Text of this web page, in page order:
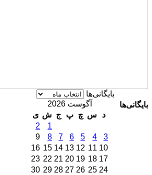
بایگانی‌ها
بایگانی‌ها
آگوست 2026
د
س چ پ ج ش ی
1
2
3
4
5
6
7
8
9
10
11
12
13
14
15
16
17
18
19
20
21
22
23
24
25
26
27
28
29
30